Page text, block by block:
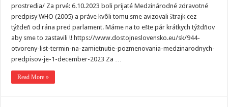
prostredia/ Za prvé: 6.10.2023 boli prijaté Medzinárodné zdravotné
predpisy WHO (2005) a práve kvôli tomu sme avizovali štrajk cez
týždeň od rána pred parlament. Máme na to ešte pár krátkych týždňov
aby sme to zastavili !! https://www.dostojneslovensko.eu/sk/944-
otvoreny-list-termin-na-zamietnutie-pozmenovania-medzinarodnych-
predpisov-je-1-december-2023 Za …
Read More »